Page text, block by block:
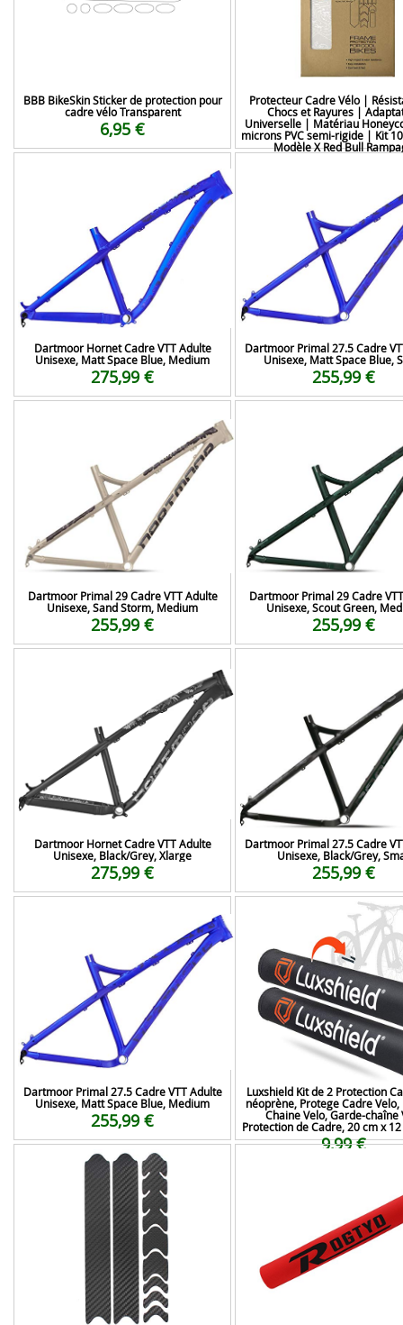
BBB BikeSkin Sticker de protection pour
cadre vélo Transparent
6,95 €
Protecteur Cadre Vélo |
Chocs et Rayures |
Universelle | Matériau
microns PVC semi-rigide | Kit
Modèle X Red Bull
Dartmoor Hornet Cadre VTT Adulte
Unisexe, Matt Space Blue, Medium
275,99 €
Dartmoor Primal 27.5 Cadre
Unisexe, Matt Space Blue,
255,99 €
Dartmoor Primal 29 Cadre VTT Adulte
Unisexe, Sand Storm, Medium
255,99 €
Dartmoor Primal 29 Cadre
Unisexe, Scout Green,
255,99 €
Dartmoor Hornet Cadre VTT Adulte
Unisexe, Black/Grey, Xlarge
275,99 €
Dartmoor Primal 27.5 Cadre
Unisexe, Black/Grey,
255,99 €
Dartmoor Primal 27.5 Cadre VTT Adulte
Unisexe, Matt Space Blue, Medium
255,99 €
Luxshield Kit de 2 Protection
néoprène, Protege Cadre
Chaine Velo, Garde-chaîne
Protection de Cadre, 20 cm x
9,99 €